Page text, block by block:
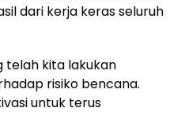
dari kerja keras seluruh
telah kita lakukan
risiko bencana.
untuk terus